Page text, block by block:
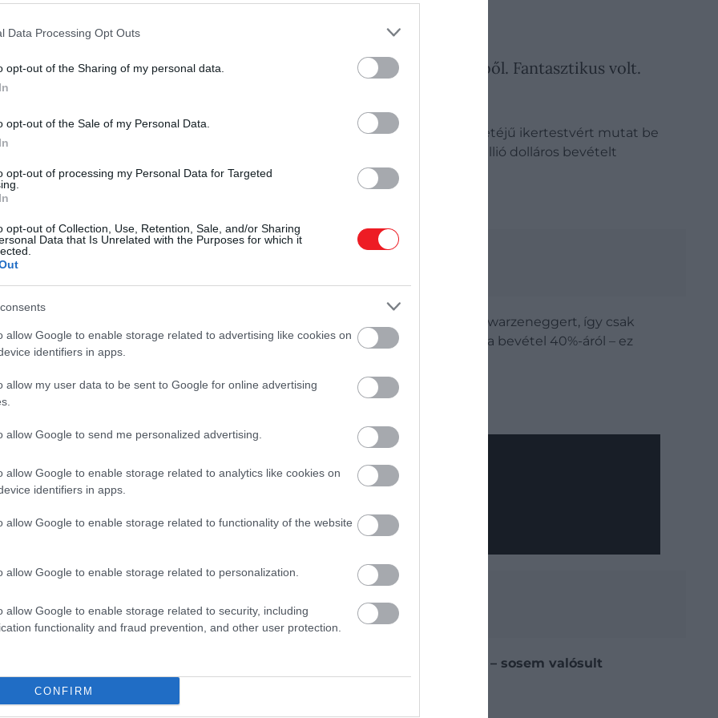
Data Processing Opt Outs
opt-out of the Sharing of my personal data.
opt-out of the Sale of my Personal Data.
opt-out of processing my Personal Data for Targeted
opt-out of Collection, Use, Retention, Sale, and/or Sharing
Data that Is Unrelated with the Purposes for which it
allow Google to enable storage related to advertising like cookies on
identifiers in apps.
allow my user data to be sent to Google for online advertising
allow Google to send me personalized advertising.
allow Google to enable storage related to analytics like cookies on
identifiers in apps.
allow Google to enable storage related to functionality of the website
allow Google to enable storage related to personalization.
allow Google to enable storage related to security, including
functionality and fraud prevention, and other user protection.
CONFIRM
nem kaptunk fizetést, viszont tulajdonrészt kaptunk a bevételből. Fantasztikus volt.
szerepelt azIvan Reitman által rendezett filmben. AzIkrek
két kétpetéjű ikertestvért mutat be
születésükkor elválasztottak. A film hatalmas siker lett: világszerte 216 millió dolláros bevételt
növelte nyereségét.
Münchenben: a színész reagált a hírre
rejlik. Akkoriban ugyanis senki sem akarta vígjátékban látni Schwarzeneggert, így csak
főszereplő nem kap fizetést. Cserébe viszont kötöttek egy megállapodást a bevétel 40%-áról – ez
bizonyult.
hogy apja politikus lett
a Hármasikrek – amelyben Eddie Murphy is szerepelt volna – sosem valósult
a forgatásba, így a projekt végül a fiókban maradt.